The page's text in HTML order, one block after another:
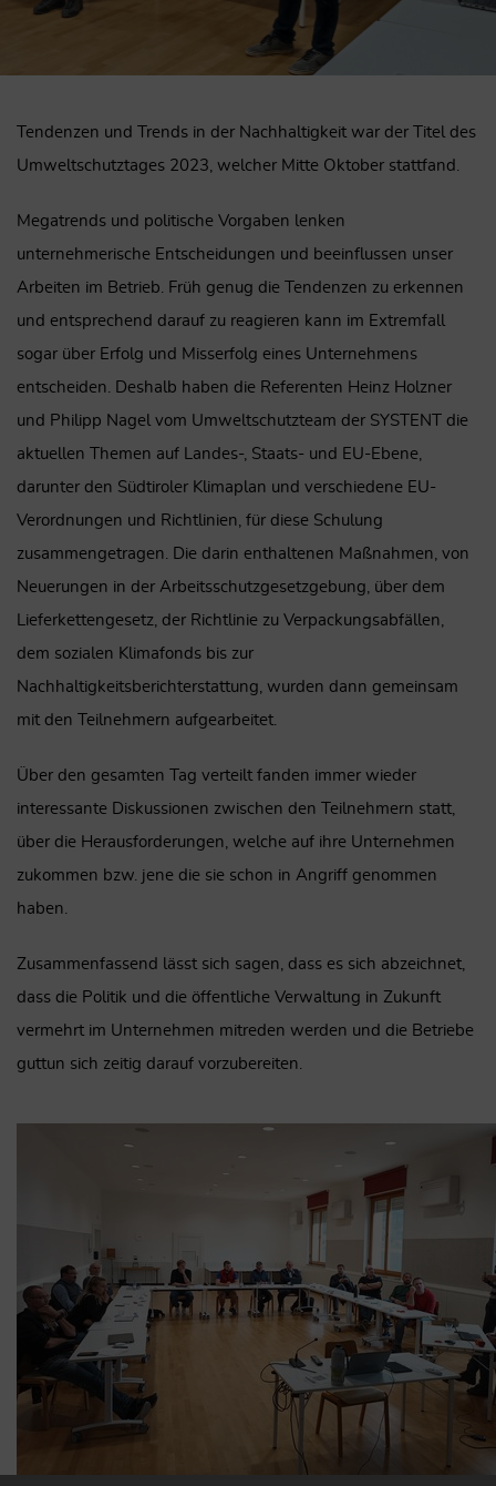
Tendenzen und Trends in der Nachhaltigkeit war der Titel des
Umweltschutztages 2023, welcher Mitte Oktober stattfand.
Megatrends und politische Vorgaben lenken
unternehmerische Entscheidungen und beeinflussen unser
Arbeiten im Betrieb. Früh genug die Tendenzen zu erkennen
und entsprechend darauf zu reagieren kann im Extremfall
sogar über Erfolg und Misserfolg eines Unternehmens
entscheiden. Deshalb haben die Referenten Heinz Holzner
und Philipp Nagel vom Umweltschutzteam der SYSTENT die
aktuellen Themen auf Landes-, Staats- und EU-Ebene,
darunter den Südtiroler Klimaplan und verschiedene EU-
Verordnungen und Richtlinien, für diese Schulung
zusammengetragen. Die darin enthaltenen Maßnahmen, von
Neuerungen in der Arbeitsschutzgesetzgebung, über dem
Lieferkettengesetz, der Richtlinie zu Verpackungsabfällen,
dem sozialen Klimafonds bis zur
Nachhaltigkeitsberichterstattung, wurden dann gemeinsam
mit den Teilnehmern aufgearbeitet.
Über den gesamten Tag verteilt fanden immer wieder
interessante Diskussionen zwischen den Teilnehmern statt,
über die Herausforderungen, welche auf ihre Unternehmen
zukommen bzw. jene die sie schon in Angriff genommen
haben.
Zusammenfassend lässt sich sagen, dass es sich abzeichnet,
dass die Politik und die öffentliche Verwaltung in Zukunft
vermehrt im Unternehmen mitreden werden und die Betriebe
guttun sich zeitig darauf vorzubereiten.